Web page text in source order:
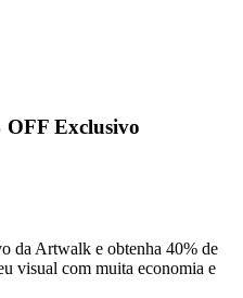
Exclusivo
da Artwalk e obtenha 40% de
visual com muita economia e